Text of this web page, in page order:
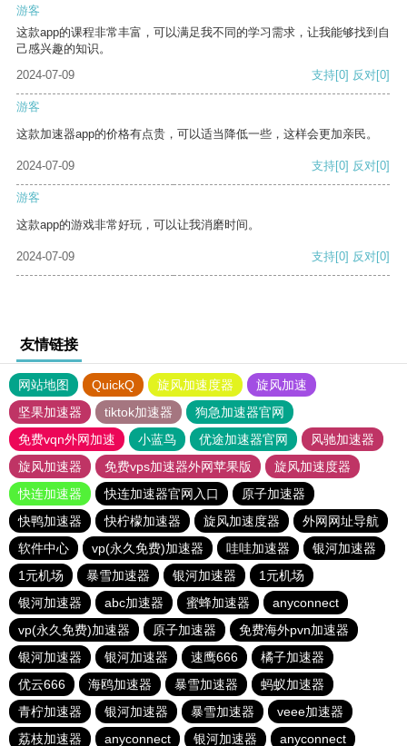
游客
这款app的课程非常丰富，可以满足我不同的学习需求，让我能够找到自
己感兴趣的知识。
2024-07-09
支持[0] 反对[0]
游客
这款加速器app的价格有点贵，可以适当降低一些，这样会更加亲民。
2024-07-09 支持[0] 反对[0]
游客
这款app的游戏非常好玩，可以让我消磨时间。
2024-07-09 支持[0] 反对[0]
友情链接
网站地图 QuickQ 旋风加速度器
旋风加速
坚果加速器
tiktok加速器
狗急加速器官网
免费vqn外网加速
小蓝鸟 优途加速器官网
风驰加速器
旋风加速器
免费vps加速器外网苹果版
旋风加速度器
快连加速器
快连加速器官网入口
原子加速器
快鸭加速器
快柠檬加速器 旋风加速度器
外网网址导航
软件中心
vp(永久免费)加速器 哇哇加速器
银河加速器
1元机场
暴雪加速器 银河加速器
1元机场
银河加速器
abc加速器 蜜蜂加速器
anyconnect
vp(永久免费)加速器
原子加速器
免费海外pvn加速器
银河加速器
银河加速器 速鹰666
橘子加速器
优云666
海鸥加速器 暴雪加速器
蚂蚁加速器
青柠加速器
银河加速器 暴雪加速器
veee加速器
荔枝加速器
anyconnect 银河加速器 anyconnect